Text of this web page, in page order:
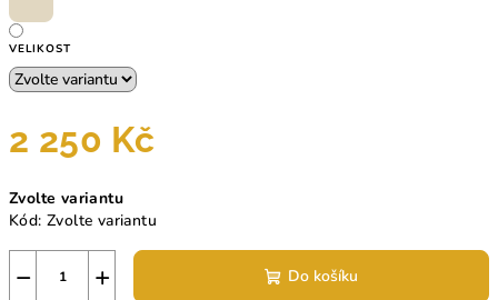
VELIKOST
2 250 Kč
cena:
Zvolte variantu
Kód: Zvolte variantu
+
− Do košíku